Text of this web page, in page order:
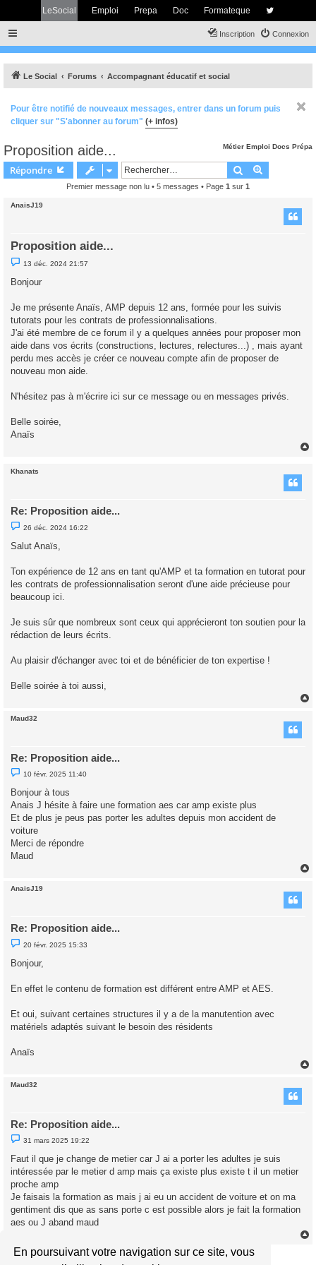
En poursuivant votre navigation sur ce site, vous
LeSocial Emploi Prepa Doc Formateque
Connexion
Inscription
Le Social Forums Accompagnant éducatif et social
Pour être notifié de nouveaux messages, entrer dans un forum puis
cliquer sur "S'abonner au forum" (+ infos)
Métier Emploi Docs Prépa
Proposition aide...
Répondre Rechercher
Premier message non lu • 5 messages • Page 1 sur 1
AnaisJ19
Proposition aide...
M
e
s
e
n
o
n
l
13 déc. 2024 21:57
Bonjour
Je me présente Anaïs, AMP depuis 12 ans, formée pour les suivis
tutorats pour les contrats de professionnalisations.
J'ai été membre de ce forum il y a quelques années pour proposer mon
aide dans vos écrits (constructions, lectures, relectures...) , mais ayant
perdu mes accès je créer ce nouveau compte afin de proposer de
nouveau mon aide.
N'hésitez pas à m'écrire ici sur ce message ou en messages privés.
Belle soirée,
Anaïs
Khanats
Re: Proposition aide...
M
e
s
s
e
n
n
26 déc. 2024 16:22
Salut Anaïs,
Ton expérience de 12 ans en tant qu'AMP et ta formation en tutorat pour
les contrats de professionnalisation seront d'une aide précieuse pour
beaucoup ici.
Je suis sûr que nombreux sont ceux qui apprécieront ton soutien pour la
rédaction de leurs écrits.
Au plaisir d'échanger avec toi et de bénéficier de ton expertise !
Belle soirée à toi aussi,
Maud32
Re: Proposition aide...
M
e
s
a
e
n
n
l
10 févr. 2025 11:40
Bonjour à tous
Anais J hésite à faire une formation aes car amp existe plus
Et de plus je peus pas porter les adultes depuis mon accident de
voiture
Merci de répondre
Maud
AnaisJ19
Re: Proposition aide...
M
e
s
e
n
l
20 févr. 2025 15:33
Bonjour,
En effet le contenu de formation est différent entre AMP et AES.
Et oui, suivant certaines structures il y a de la manutention avec
matériels adaptés suivant le besoin des résidents
Anaïs
Maud32
Re: Proposition aide...
M
e
s
a
e
n
n
l
31 mars 2025 19:22
Faut il que je change de metier car J ai a porter les adultes je suis
intéressée par le metier d amp mais ça existe plus existe t il un metier
proche amp
Je faisais la formation as mais j ai eu un accident de voiture et on ma
gentiment dis que as sans porte c est possible alors je fait la formation
aes ou J aband maud
Répondre